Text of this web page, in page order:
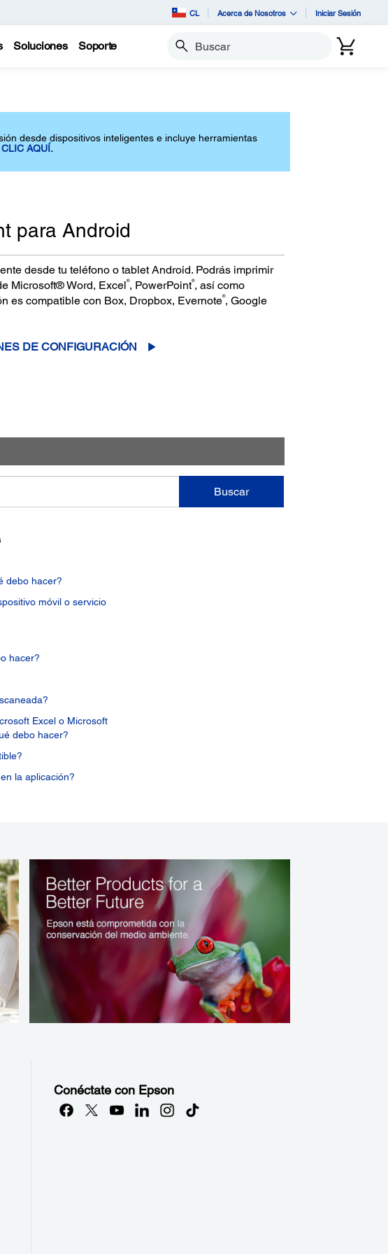
CL Acerca de Nosotros Iniciar Sesión
Soluciones Soporte Buscar
desde dispositivos inteligentes e incluye herramientas
AQUÍ.
para Android
desde tu teléfono o tablet Android. Podrás imprimir
Microsoft® Word, Excel®, PowerPoint®, así como
es compatible con Box, Dropbox, Evernote®, Google
DE CONFIGURACIÓN
Buscar
debo hacer?
móvil o servicio
hacer?
Excel o Microsoft
debo hacer?
la aplicación?
Conéctate con Epson